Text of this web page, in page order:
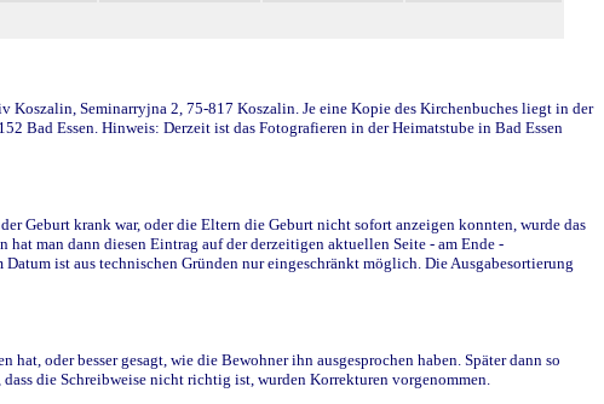
Seminarryjna 2, 75-817 Koszalin. Je eine Kopie des Kirchenbuches liegt in der
Bad Essen. Hinweis: Derzeit ist das Fotografieren in der Heimatstube in Bad Essen
Geburt krank war, oder die Eltern die Geburt nicht sofort anzeigen konnten, wurde das
man dann diesen Eintrag auf der derzeitigen aktuellen Seite - am Ende -
ist aus technischen Gründen nur eingeschränkt möglich. Die Ausgabesortierung
oder besser gesagt, wie die Bewohner ihn ausgesprochen haben. Später dann so
die Schreibweise nicht richtig ist, wurden Korrekturen vorgenommen.